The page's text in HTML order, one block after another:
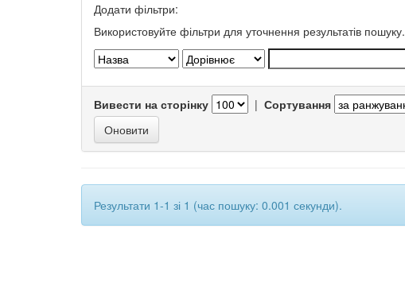
Додати фільтри:
Використовуйте фільтри для уточнення результатів пошуку.
Вивести на сторінку | Сортування
Результати 1-1 зі 1 (час пошуку: 0.001 секунди).